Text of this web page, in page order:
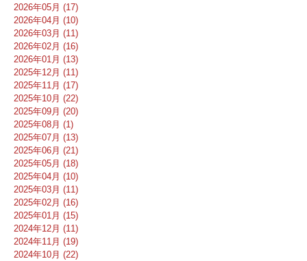
2026年05月 (17)
2026年04月 (10)
2026年03月 (11)
2026年02月 (16)
2026年01月 (13)
2025年12月 (11)
2025年11月 (17)
2025年10月 (22)
2025年09月 (20)
2025年08月 (1)
2025年07月 (13)
2025年06月 (21)
2025年05月 (18)
2025年04月 (10)
2025年03月 (11)
2025年02月 (16)
2025年01月 (15)
2024年12月 (11)
2024年11月 (19)
2024年10月 (22)